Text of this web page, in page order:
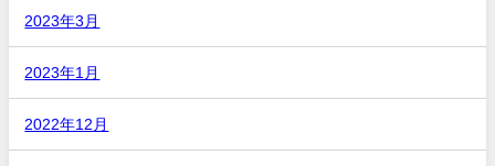
2023年3月
2023年1月
2022年12月